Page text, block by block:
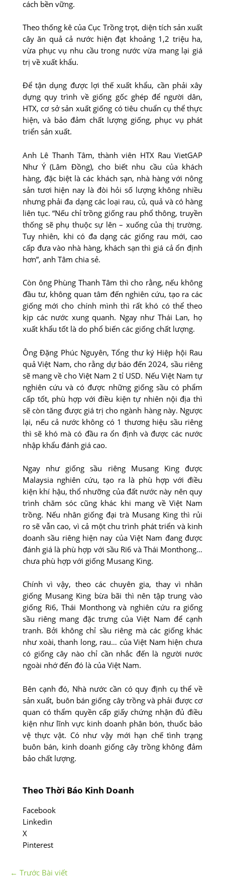
cách bền vững.
Theo thống kê của Cục Trồng trọt, diện tích sản xuất
cây ăn quả cả nước hiện đạt khoảng 1,2 triệu ha,
vừa phục vụ nhu cầu trong nước vừa mang lại giá
trị về xuất khẩu.
Để tận dụng được lợi thế xuất khẩu, cần phải xây
dựng quy trình về giống gốc ghép để người dân,
HTX, cơ sở sản xuất giống có tiêu chuẩn cụ thể thực
hiện, và bảo đảm chất lượng giống, phục vụ phát
triển sản xuất.
Anh Lê Thanh Tâm, thành viên HTX Rau VietGAP
Như Ý (Lâm Đồng), cho biết nhu cầu của khách
hàng, đặc biệt là các khách sạn, nhà hàng với nông
sản tươi hiện nay là đòi hỏi số lượng không nhiều
nhưng phải đa dạng các loại rau, củ, quả và có hàng
liên tục. “Nếu chỉ trồng giống rau phổ thông, truyền
thống sẽ phụ thuộc sự lên – xuống của thị trường.
Tuy nhiên, khi có đa dạng các giống rau mới, cao
cấp đưa vào nhà hàng, khách sạn thì giá cả ổn định
hơn”, anh Tâm chia sẻ.
Còn ông Phùng Thanh Tâm thì cho rằng, nếu không
đầu tư, không quan tâm đến nghiên cứu, tạo ra các
giống mới cho chính mình thì rất khó có thể theo
kịp các nước xung quanh. Ngay như Thái Lan, họ
xuất khẩu tốt là do phổ biến các giống chất lượng.
Ông Đặng Phúc Nguyên, Tổng thư ký Hiệp hội Rau
quả Việt Nam, cho rằng dự báo đến 2024, sầu riêng
sẽ mang về cho Việt Nam 2 tỉ USD. Nếu Việt Nam tự
nghiên cứu và có được những giống sầu có phẩm
cấp tốt, phù hợp với điều kiện tự nhiên nội địa thì
sẽ còn tăng được giá trị cho ngành hàng này. Ngược
lại, nếu cả nước không có 1 thương hiệu sầu riêng
thì sẽ khó mà có đầu ra ổn định và được các nước
nhập khẩu đánh giá cao.
Ngay như giống sầu riêng Musang King được
Malaysia nghiên cứu, tạo ra là phù hợp với điều
kiện khí hậu, thổ nhưỡng của đất nước này nên quy
trình chăm sóc cũng khác khi mang về Việt Nam
trồng. Nếu nhân giống đại trà Musang King thì rủi
ro sẽ vẫn cao, vì cả một chu trình phát triển và kinh
doanh sầu riêng hiện nay của Việt Nam đang được
đánh giá là phù hợp với sầu Ri6 và Thái Monthong…
chưa phù hợp với giống Musang King.
Chính vì vậy, theo các chuyên gia, thay vì nhân
giống Musang King bừa bãi thì nên tập trung vào
giống Ri6, Thái Monthong và nghiên cứu ra giống
sầu riêng mang đặc trưng của Việt Nam để cạnh
tranh. Bởi không chỉ sầu riêng mà các giống khác
như xoài, thanh long, rau… của Việt Nam hiện chưa
có giống cây nào chỉ cần nhắc đến là người nước
ngoài nhớ đến đó là của Việt Nam.
Bên cạnh đó, Nhà nước cần có quy định cụ thể về
sản xuất, buôn bán giống cây trồng và phải được cơ
quan có thẩm quyền cấp giấy chứng nhận đủ điều
kiện như lĩnh vực kinh doanh phân bón, thuốc bảo
vệ thực vật. Có như vậy mới hạn chế tình trạng
buôn bán, kinh doanh giống cây trồng không đảm
bảo chất lượng.
Theo Thời Báo Kinh Doanh
Facebook
Linkedin
X
Pinterest
← Trước Bài viết